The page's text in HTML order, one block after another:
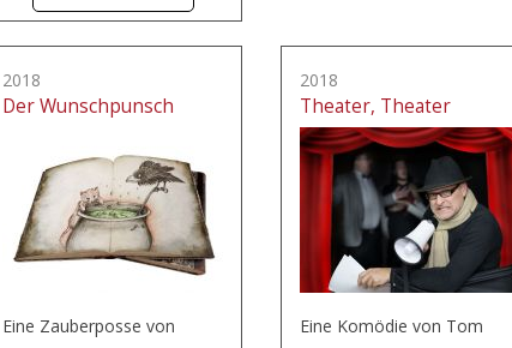
2018
Der Wunschpunsch
Eine Zauberposse von
2018
Theater, Theater
Eine Komödie von Tom